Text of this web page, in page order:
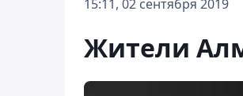
15:11, 02 сентября 2019
Жители